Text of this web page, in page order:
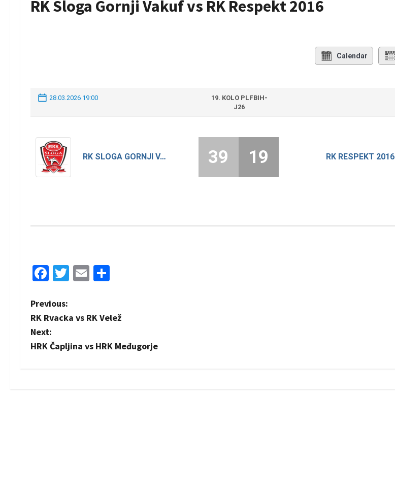
RK Sloga Gornji Vakuf vs RK Respekt 2016
Calendar
28.03.2026 19:00
19. KOLO PLFBIH-
J26
RK SLOGA GORNJI VAKUF RK RESPEKT 2016
39 19
Facebook
Twitter
Email
P
o
s
Previous:
RK Rvacka vs RK Velež
Next:
HRK Čapljina vs HRK Međugorje